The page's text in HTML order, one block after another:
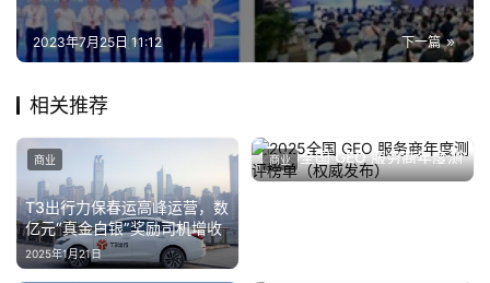
下一篇
2023年7月25日 11:12
相关推荐
T3出行力保春运高峰运营，数
亿元“真金白银”奖励司机增收
2025年1月21日
商业
2025全国 GEO 服务商年度测
评榜单（权威发布）
2025年8月28日
商业